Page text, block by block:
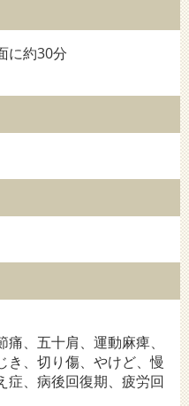
に約30分
痛、五十肩、運動麻痺、
き、切り傷、やけど、慢
症、病後回復期、疲労回